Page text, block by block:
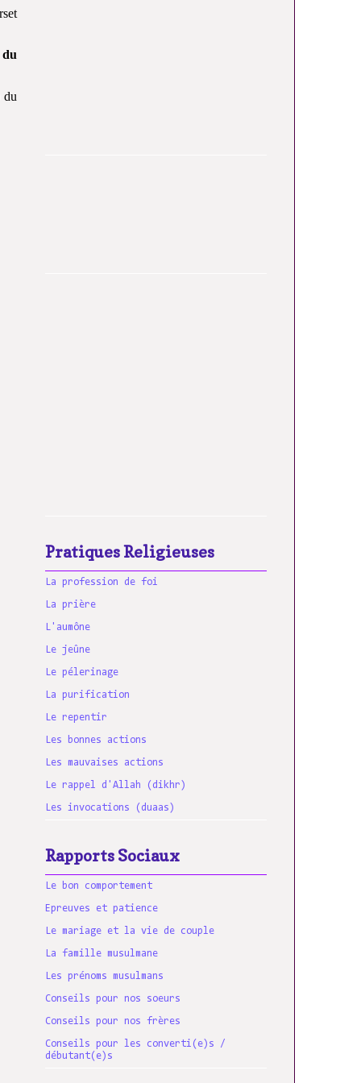
du
Pratiques Religieuses
La profession de foi
La prière
L'aumône
Le jeûne
Le pélerinage
La purification
Le repentir
Les bonnes actions
Les mauvaises actions
Le rappel d'Allah (dikhr)
Les invocations (duaas)
Rapports Sociaux
Le bon comportement
Epreuves et patience
Le mariage et la vie de couple
La famille musulmane
Les prénoms musulmans
Conseils pour nos soeurs
Conseils pour nos frères
Conseils pour les converti(e)s /
débutant(e)s